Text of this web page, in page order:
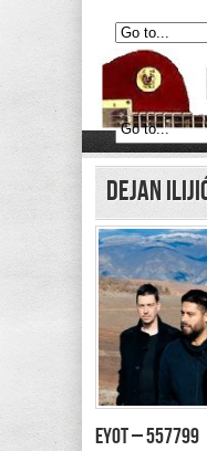
Dejan
EYOT – 557799